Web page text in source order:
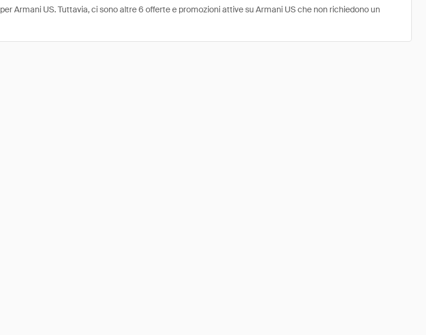
Armani US. Tuttavia, ci sono altre 6 offerte e promozioni attive su Armani US che non richiedono un